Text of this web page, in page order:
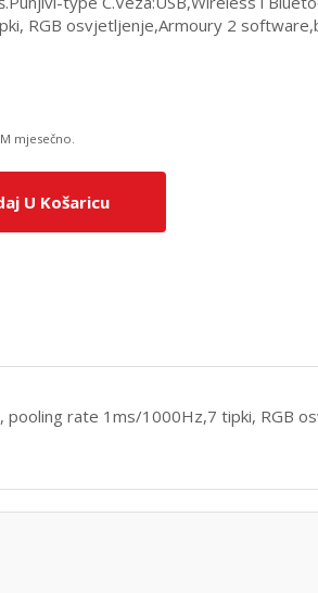
RGB osvjetljenje,Armoury 2
mjesečno.
U Košaricu
pooling rate 1ms/1000Hz,7 tipki, RGB